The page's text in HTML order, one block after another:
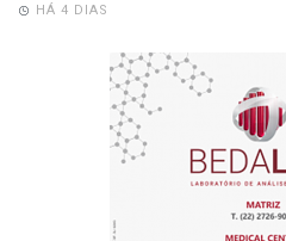
HÁ 4 DIAS